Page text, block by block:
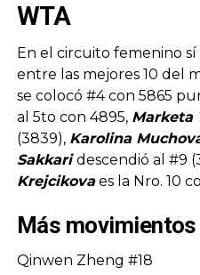
WTA
En el circuito femenino
entre las mejores 10 del
se colocó #4 con 5865
al 5to con 4895, Marketa
(3839), Karolina
Sakkaridescendió al #9
Krejcikovaes la Nro. 10
Más movimientos
Qinwen Zheng #18